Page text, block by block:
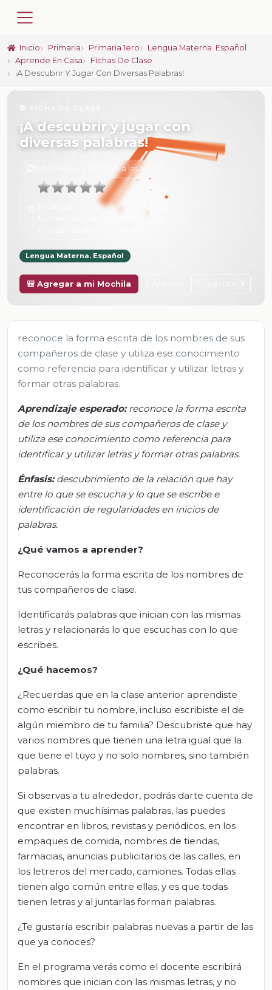
Inicio Primaria Primaria 1ero
Lengua Materna. Español
Aprende En Casa
Fichas De Clase
¡A Descubrir Y Jugar Con Diversas Palabras!
¡A descubrir y jugar con
diversas palabras!
6 de Febrero de 2025 a las 16:05
Lengua Materna. Español
🎒 Agregar a mi Mochila
reconoce la forma escrita de los nombres de sus
compañeros de clase y utiliza ese conocimiento
como referencia para identificar y utilizar letras y
formar otras palabras.
Aprendizaje esperado:reconoce la forma escrita
de los nombres de sus compañeros de clase y
utiliza ese conocimiento como referencia para
identificar y utilizar letras y formar otras palabras.
Énfasis:descubrimiento de la relación que hay
entre lo que se escucha y lo que se escribe e
identificación de regularidades en inicios de
palabras.
¿Qué vamos a aprender?
Reconocerás la forma escrita de los nombres de
tus compañeros de clase.
Identificarás palabras que inician con las mismas
letras y relacionarás lo que escuchas con lo que
escribes.
¿Qué hacemos?
¿Recuerdas que en la clase anterior aprendiste
como escribir tu nombre, incluso escribiste el de
algún miembro de tu familia? Descubriste que hay
varios nombres que tienen una letra igual que la
que tiene el tuyo y no solo nombres, sino también
palabras.
Si observas a tu alrededor, podrás darte cuenta de
que existen muchísimas palabras, las puedes
encontrar en libros, revistas y periódicos, en los
empaques de comida, nombres de tiendas,
farmacias, anuncias publicitarios de las calles, en
los letreros del mercado, camiones. Todas ellas
tienen algo común entre ellas, y es que todas
tienen letras y al juntarlas forman palabras.
¿Te gustaría escribir palabras nuevas a partir de las
que ya conoces?
En el programa verás como el docente escribirá
nombres que inician con las mismas letras, y no